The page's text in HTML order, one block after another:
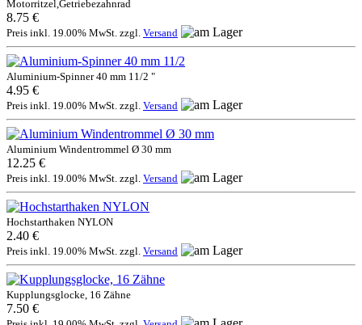
Motorritzel,Getriebezahnrad
8.75 €
Preis inkl. 19.00% MwSt. zzgl. Versand
Aluminium-Spinner 40 mm 11/2 "
4.95 €
Preis inkl. 19.00% MwSt. zzgl. Versand
Aluminium Windentrommel Ø 30 mm
12.25 €
Preis inkl. 19.00% MwSt. zzgl. Versand
Hochstarthaken NYLON
2.40 €
Preis inkl. 19.00% MwSt. zzgl. Versand
Kupplungsglocke, 16 Zähne
7.50 €